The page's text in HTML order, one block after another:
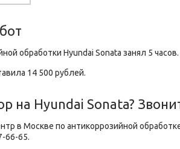
обработки Hyundai Sonata занял 5 часов.
14 500 рублей.
на Hyundai Sonata?
в Москве по антикоррозийной
66-65.